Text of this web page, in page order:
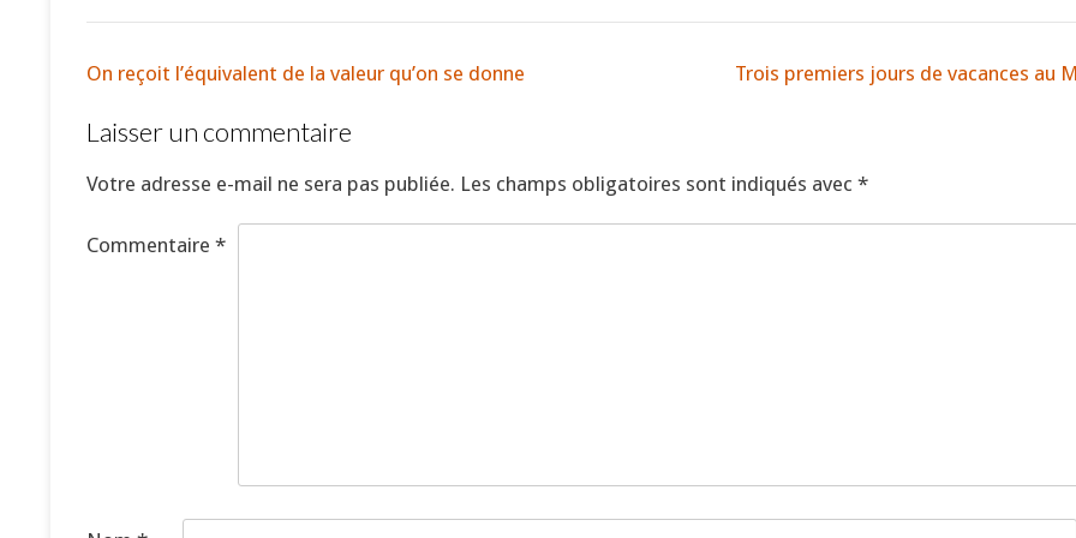
On reçoit l’équivalent de la valeur qu’on se donne Trois premiers jours de vacances au
Laisser un commentaire
Votre adresse e-mail ne sera pas publiée. Les champs obligatoires sont indiqués avec *
Commentaire *